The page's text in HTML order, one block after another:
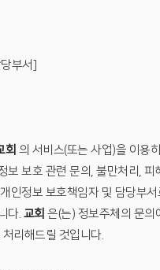
부서]
회 의 서비스(또는 사업)을 이용
보 보호 관련 문의, 불만처리, 피
인정보 보호책임자 및 담당부서
다. 교회 은(는) 정보주체의 문의
리해드릴 것입니다.